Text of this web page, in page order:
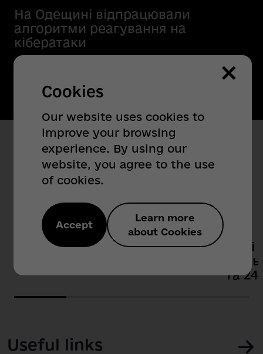
На Одещині відпрацювали
алгоритми реагування на
кібератаки
Useful Services
Аеротрансфер
та 24
Useful links
×
Cookies
Our website uses cookies to
improve your browsing
experience. By using our
website, you agree to the use
of cookies.
Accept
Learn more
about Cookies